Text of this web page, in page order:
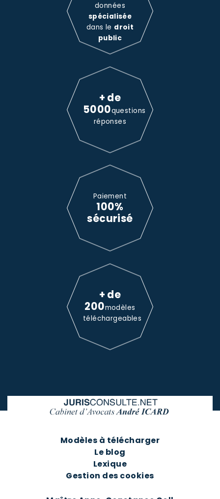
données
spécialisée
dans le droit
public
+ de
5000questions
réponses
Paiement
100%
sécurisé
+ de
200modèles
téléchargeables
Modèles à télécharger
Le blog
Lexique
Gestion des cookies